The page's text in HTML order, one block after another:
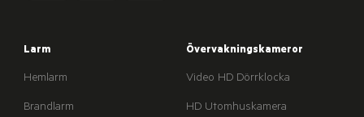
Larm
Hemlarm
Brandlarm
Övervakningskameror
Video HD Dörrklocka
HD Utomhuskamera